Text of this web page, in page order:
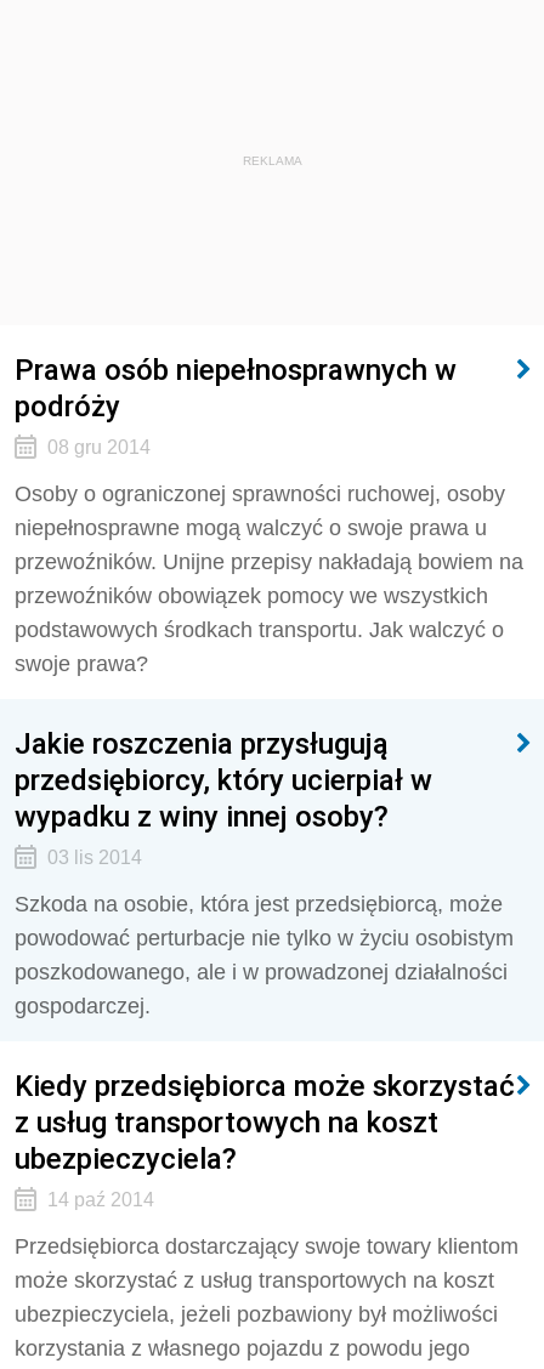
REKLAMA
Prawa osób niepełnosprawnych w
podróży
08 gru 2014
Osoby o ograniczonej sprawności ruchowej, osoby
niepełnosprawne mogą walczyć o swoje prawa u
przewoźników. Unijne przepisy nakładają bowiem na
przewoźników obowiązek pomocy we wszystkich
podstawowych środkach transportu. Jak walczyć o
swoje prawa?
Jakie roszczenia przysługują
przedsiębiorcy, który ucierpiał w
wypadku z winy innej osoby?
03 lis 2014
Szkoda na osobie, która jest przedsiębiorcą, może
powodować perturbacje nie tylko w życiu osobistym
poszkodowanego, ale i w prowadzonej działalności
gospodarczej.
Kiedy przedsiębiorca może skorzystać
z usług transportowych na koszt
ubezpieczyciela?
14 paź 2014
Przedsiębiorca dostarczający swoje towary klientom
może skorzystać z usług transportowych na koszt
ubezpieczyciela, jeżeli pozbawiony był możliwości
korzystania z własnego pojazdu z powodu jego